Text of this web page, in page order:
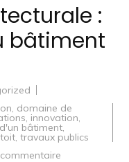
:
bâtiment
, domaine de
, innovation,
bâtiment,
toit, travaux publics